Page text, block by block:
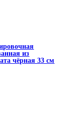
из
чёрная 33 см